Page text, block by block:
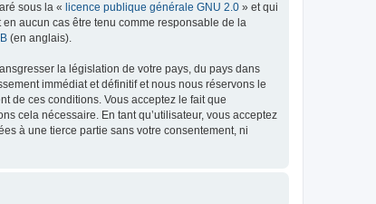
sous la « licence publique générale GNU 2.0 » et qui
aucun cas être tenu comme responsable de la
(en anglais).
la législation de votre pays, du pays dans
immédiat et définitif et nous nous réservons le
de ces conditions. Vous acceptez le fait que
cela nécessaire. En tant qu’utilisateur, vous acceptez
à une tierce partie sans votre consentement, ni